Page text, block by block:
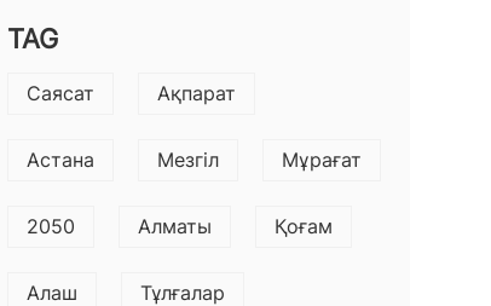
TAG
Саясат Ақпарат
Астана Мезгіл Мұрағат
2050 Алматы Қоғам
Алаш Тұлғалар